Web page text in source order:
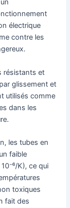
électrique
contre les
résistants et
glissement et
utilisés comme
dans les
les tubes en
faible
K), ce qui
toxiques
fait des